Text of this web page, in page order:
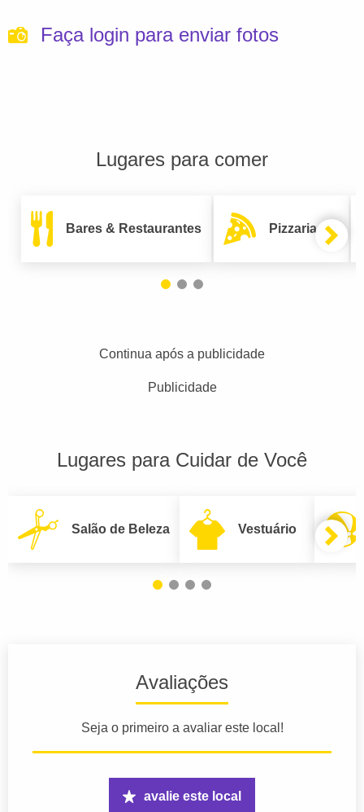
Faça login para enviar fotos
Lugares para comer
Bares & Restaurantes Pizzarias
Continua após a publicidade
Publicidade
Lugares para Cuidar de Você
Salão de Beleza Vestuário
Avaliações
Seja o primeiro a avaliar este local!
avalie este local